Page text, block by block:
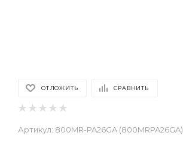
ОТЛОЖИТЬ СРАВНИТЬ
Артикул: 800MR-PA26GA (800MRPA26GA)